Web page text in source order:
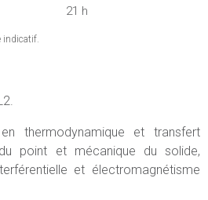
21 h
indicatif.
thermodynamique et transfert
point et mécanique du solide,
et électromagnétisme